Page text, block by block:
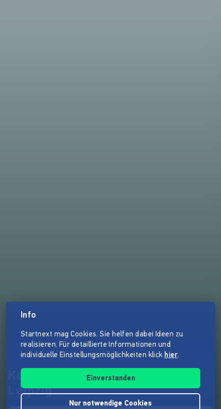
Kultur für alle - KulturLeben
Leipzig
Info
Startnext mag Cookies. Sie helfen dabei Ideen zu
realisieren. Für detaillierte Informationen und
individuelle Einstellungsmöglichkeiten klick hier.
Einverstanden
Nur notwendige Cookies